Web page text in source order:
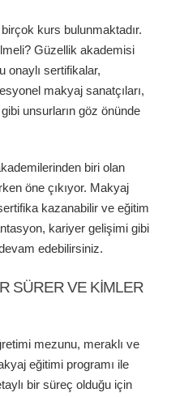
kurs bulunmaktadır.
Güzellik akademisi
onaylı sertifikalar,
makyaj sanatçıları,
unsurların göz önünde
biri olan
öne çıkıyor. Makyaj
kazanabilir ve eğitim
kariyer gelişimi gibi
edebilirsiniz.
SÜRER VE KIMLER
mezunu, meraklı ve
eğitimi programı ile
bir süreç olduğu için